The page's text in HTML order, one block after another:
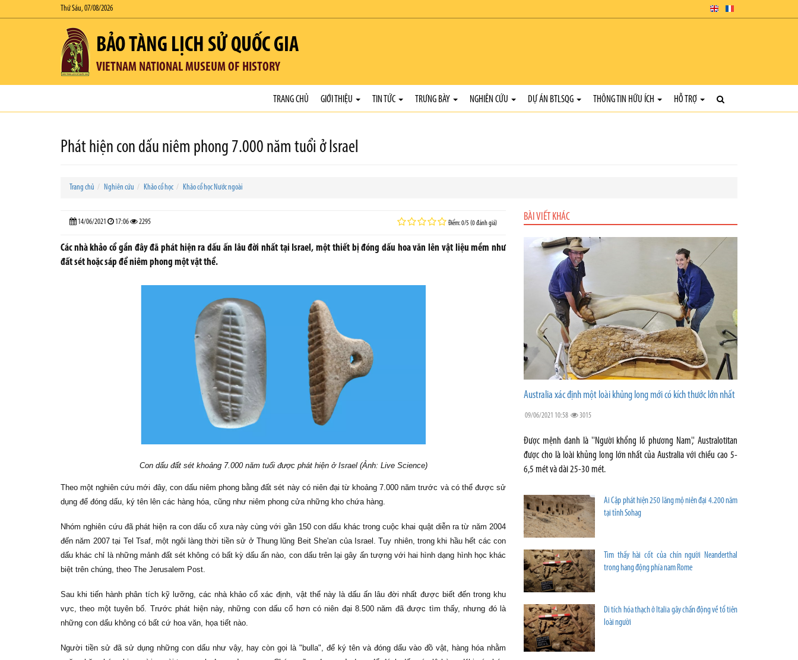
Thứ Sáu, 07/08/2026
BẢO TÀNG LỊCH SỬ QUỐC GIA
VIETNAM NATIONAL MUSEUM OF HISTORY
TRANG CHỦ GIỚI THIỆU TIN TỨC TRƯNG BÀY NGHIÊN CỨU DỰ ÁN BTLSQG THÔNG TIN HỮU ÍCH HỖ TRỢ
Phát hiện con dấu niêm phong 7.000 năm tuổi ở Israel
Trang chủ Nghiên cứu Khảo cổ học Khảo cổ học Nước ngoài
14/06/2021 17:06 2295 Điểm: 0/5 (0 đánh giá)
Các nhà khảo cổ gần đây đã phát hiện ra dấu ấn lâu đời nhất tại Israel, một thiết bị đóng dấu hoa văn lên vật liệu mềm như
đất sét hoặc sáp để niêm phong một vật thể.
Con dấu đất sét khoảng 7.000 năm tuổi được phát hiện ở Israel (Ảnh: Live Science)
Theo một nghiên cứu mới đây, con dấu niêm phong bằng đất sét này có niên đại từ khoảng 7.000 năm trước và có thể được sử
dụng để đóng dấu, ký tên lên các hàng hóa, cũng như niêm phong cửa những kho chứa hàng.
Nhóm nghiên cứu đã phát hiện ra con dấu cổ xưa này cùng với gần 150 con dấu khác trong cuộc khai quật diễn ra từ năm 2004
đến năm 2007 tại Tel Tsaf, một ngôi làng thời tiền sử ở Thung lũng Beit She'an của Israel. Tuy nhiên, trong khi hầu hết các con
dấu khác chỉ là những mảnh đất sét không có bất kỳ dấu ấn nào, con dấu trên lại gây ấn tượng với hai hình dạng hình học khác
biệt trên chúng, theo The Jerusalem Post.
Sau khi tiến hành phân tích kỹ lưỡng, các nhà khảo cổ xác định, vật thể này là dấu ấn lâu đời nhất được biết đến trong khu
vực, theo một tuyên bố. Trước phát hiện này, những con dấu cổ hơn có niên đại 8.500 năm đã được tìm thấy, nhưng đó là
những con dấu không có bất cứ hoa văn, họa tiết nào.
Người tiền sử đã sử dụng những con dấu như vậy, hay còn gọi là "bulla", để ký tên và đóng dấu vào đồ vật, hàng hóa nhằm
BÀI VIẾT KHÁC
Australia xác định một loài khủng long mới có kích thước lớn nhất
09/06/2021 10:58 3015
Được mệnh danh là ''Người khổng lồ phương Nam',' Australotitan
được cho là loài khủng long lớn nhất của Australia với chiều cao 5-
6,5 mét và dài 25-30 mét.
Ai Cập phát hiện 250 lăng mộ niên đại 4.200 năm
tại tỉnh Sohag
Tìm thấy hài cốt của chín người Neanderthal
trong hang động phía nam Rome
Di tích hóa thạch ở Italia gây chấn động về tổ tiên
loài người